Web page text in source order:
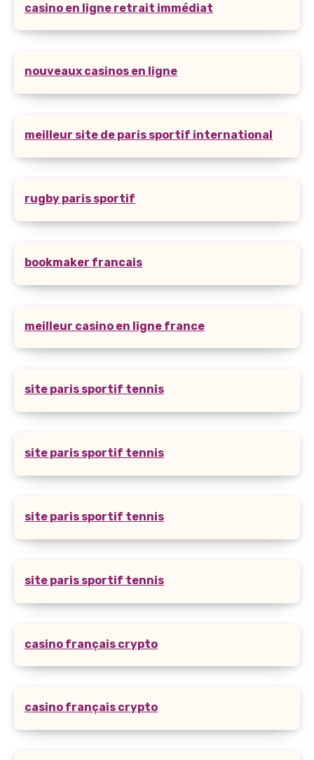
casino en ligne retrait immédiat
nouveaux casinos en ligne
meilleur site de paris sportif international
rugby paris sportif
bookmaker francais
meilleur casino en ligne france
site paris sportif tennis
site paris sportif tennis
site paris sportif tennis
site paris sportif tennis
casino français crypto
casino français crypto